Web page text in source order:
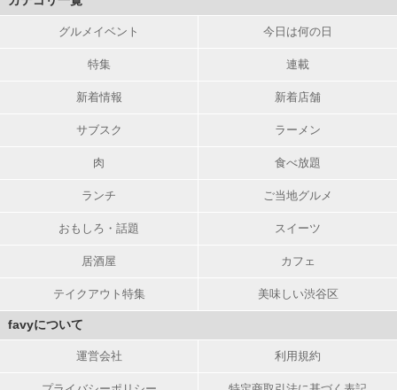
グルメイベント 今日は何の日
特集 連載
新着情報 新着店舗
サブスク ラーメン
肉 食べ放題
ランチ ご当地グルメ
おもしろ・話題 スイーツ
居酒屋 カフェ
テイクアウト特集 美味しい渋谷区
favyについて
運営会社 利用規約